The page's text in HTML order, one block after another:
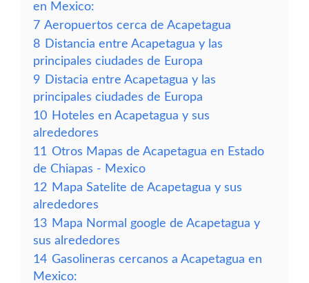
en Mexico:
7 Aeropuertos cerca de Acapetagua
8 Distancia entre Acapetagua y las
principales ciudades de Europa
9 Distacia entre Acapetagua y las
principales ciudades de Europa
10 Hoteles en Acapetagua y sus
alrededores
11 Otros Mapas de Acapetagua en Estado
de Chiapas - Mexico
12 Mapa Satelite de Acapetagua y sus
alrededores
13 Mapa Normal google de Acapetagua y
sus alrededores
14 Gasolineras cercanos a Acapetagua en
Mexico: